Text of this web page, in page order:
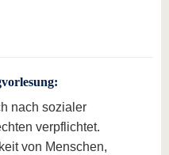
nach sozialer
verpflichtet.
von Menschen,